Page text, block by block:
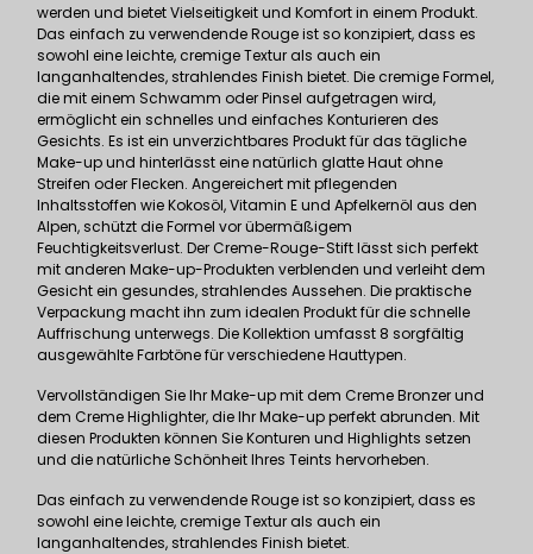
werden und bietet Vielseitigkeit und Komfort in einem Produkt.
Das einfach zu verwendende Rouge ist so konzipiert, dass es
sowohl eine leichte, cremige Textur als auch ein
langanhaltendes, strahlendes Finish bietet. Die cremige Formel,
die mit einem Schwamm oder Pinsel aufgetragen wird,
ermöglicht ein schnelles und einfaches Konturieren des
Gesichts. Es ist ein unverzichtbares Produkt für das tägliche
Make-up und hinterlässt eine natürlich glatte Haut ohne
Streifen oder Flecken. Angereichert mit pflegenden
Inhaltsstoffen wie Kokosöl, Vitamin E und Apfelkernöl aus den
Alpen, schützt die Formel vor übermäßigem
Feuchtigkeitsverlust. Der Creme-Rouge-Stift lässt sich perfekt
mit anderen Make-up-Produkten verblenden und verleiht dem
Gesicht ein gesundes, strahlendes Aussehen. Die praktische
Verpackung macht ihn zum idealen Produkt für die schnelle
Auffrischung unterwegs. Die Kollektion umfasst 8 sorgfältig
ausgewählte Farbtöne für verschiedene Hauttypen.
Vervollständigen Sie Ihr Make-up mit dem Creme Bronzer und
dem Creme Highlighter, die Ihr Make-up perfekt abrunden. Mit
diesen Produkten können Sie Konturen und Highlights setzen
und die natürliche Schönheit Ihres Teints hervorheben.
Das einfach zu verwendende Rouge ist so konzipiert, dass es
sowohl eine leichte, cremige Textur als auch ein
langanhaltendes, strahlendes Finish bietet.